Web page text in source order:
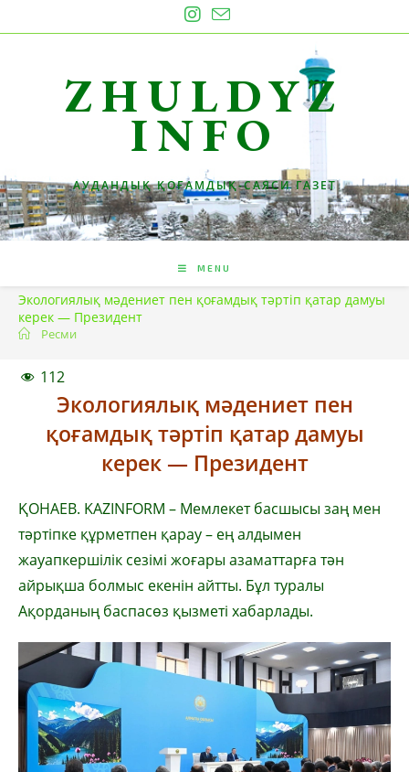
to
ZHULDYZ
INFO
АУДАНДЫҚ ҚОҒАМДЫҚ-САЯСИ ГАЗЕТ
MENU
Экологиялық мәдениет пен қоғамдық тәртіп қатар дамуы
керек — Президент
Ресми
112
Экологиялық мәдениет пен
қоғамдық тәртіп қатар дамуы
керек — Президент
ҚОНАЕВ. KAZINFORM – Мемлекет басшысы заң мен
тәртіпке құрметпен қарау – ең алдымен
жауапкершілік сезімі жоғары азаматтарға тән
айрықша болмыс екенін айтты. Бұл туралы
Ақорданың баспасөз қызметі хабарлады.